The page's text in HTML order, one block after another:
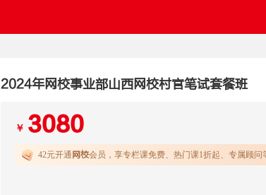
2024年网校事业部山西网校村官笔试套餐班
￥ 3080
42元开通 网校会员，享专栏课免费、热门课1折起、专属顾